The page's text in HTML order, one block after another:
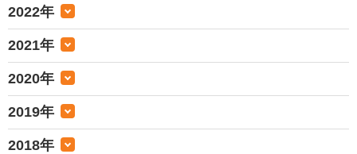
2022年
2021年
2020年
2019年
2018年